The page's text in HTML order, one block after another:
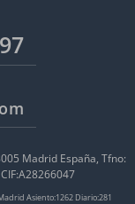
Madrid España, Tfno:
Asiento:1262 Diario:281